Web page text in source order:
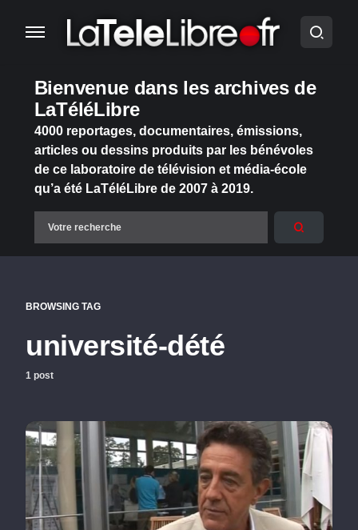
Bienvenue dans les archives de
LaTéléLibre
4000 reportages, documentaires, émissions,
articles ou dessins produits par les bénévoles
de ce laboratoire de télévision et média-école
qu’a été LaTéléLibre de 2007 à 2019.
BROWSING TAG
université-dété
1 post